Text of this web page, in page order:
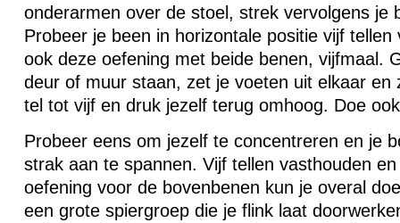
onderarmen over de stoel, strek vervolgens je
Probeer je been in horizontale positie vijf
ook deze oefening met beide benen, vijfmaal.
deur of muur staan, zet je voeten uit elkaar en
tel tot vijf en druk jezelf terug omhoog. Doe
Probeer eens om jezelf te concentreren en je
strak aan te spannen. Vijf tellen vasthouden
oefening voor de bovenbenen kun je overal
een grote spiergroep die je flink laat